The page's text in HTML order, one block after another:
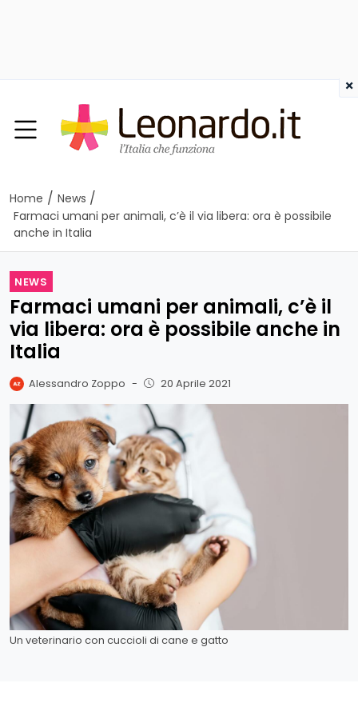
Home / News /
Farmaci umani per animali, c’è il via libera: ora è possibile
anche in Italia
NEWS
Farmaci umani per animali, c’è il
via libera: ora è possibile anche in
Italia
Alessandro Zoppo - 20 Aprile 2021
Un veterinario con cuccioli di cane e gatto
×